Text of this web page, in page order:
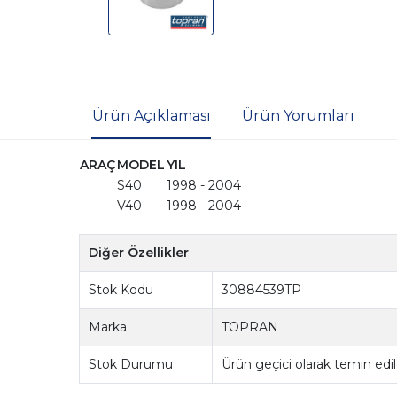
Ürün Açıklaması Ürün Yorumları
ARAÇMODELYIL
S40
1998 - 2004
V40
1998 - 2004
Diğer Özellikler
Stok Kodu 30884539TP
Marka TOPRAN
Stok Durumu Ürün geçici olarak temin